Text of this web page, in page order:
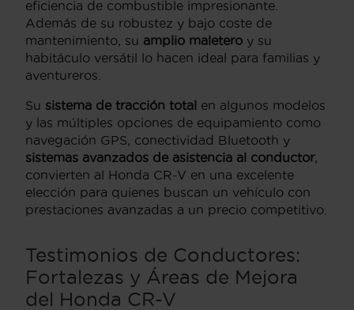
eficiencia de combustible impresionante.
Además de su robustez y bajo coste de
mantenimiento, su amplio maletero y su
habitáculo versátil lo hacen ideal para familias y
aventureros.
Su sistema de tracción total en algunos modelos
y las múltiples opciones de equipamiento como
navegación GPS, conectividad Bluetooth y
sistemas avanzados de asistencia al conductor,
convierten al Honda CR-V en una excelente
elección para quienes buscan un vehículo con
prestaciones avanzadas a un precio competitivo.
Testimonios de Conductores:
Fortalezas y Áreas de Mejora
del Honda CR-V